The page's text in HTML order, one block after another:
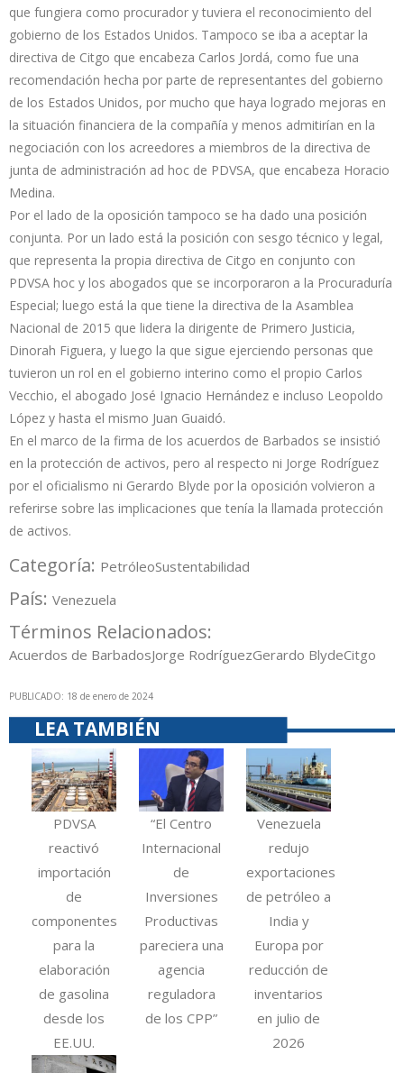
que fungiera como procurador y tuviera el reconocimiento del
gobierno de los Estados Unidos. Tampoco se iba a aceptar la
directiva de Citgo que encabeza Carlos Jordá, como fue una
recomendación hecha por parte de representantes del gobierno
de los Estados Unidos, por mucho que haya logrado mejoras en
la situación financiera de la compañía y menos admitirían en la
negociación con los acreedores a miembros de la directiva de
junta de administración ad hoc de PDVSA, que encabeza Horacio
Medina.
Por el lado de la oposición tampoco se ha dado una posición
conjunta. Por un lado está la posición con sesgo técnico y legal,
que representa la propia directiva de Citgo en conjunto con
PDVSA hoc y los abogados que se incorporaron a la Procuraduría
Especial; luego está la que tiene la directiva de la Asamblea
Nacional de 2015 que lidera la dirigente de Primero Justicia,
Dinorah Figuera, y luego la que sigue ejerciendo personas que
tuvieron un rol en el gobierno interino como el propio Carlos
Vecchio, el abogado José Ignacio Hernández e incluso Leopoldo
López y hasta el mismo Juan Guaidó.
En el marco de la firma de los acuerdos de Barbados se insistió
en la protección de activos, pero al respecto ni Jorge Rodríguez
por el oficialismo ni Gerardo Blyde por la oposición volvieron a
referirse sobre las implicaciones que tenía la llamada protección
de activos.
Categoría: PetróleoSustentabilidad
País: Venezuela
Términos Relacionados:
Acuerdos de BarbadosJorge RodríguezGerardo BlydeCitgo
PUBLICADO: 18 de enero de 2024
LEA TAMBIÉN
PDVSA
reactivó
importación
de
componentes
para la
elaboración
de gasolina
desde los
EE.UU.
“El Centro
Internacional
de
Inversiones
Productivas
pareciera una
agencia
reguladora
de los CPP”
Venezuela
redujo
exportaciones
de petróleo a
India y
Europa por
reducción de
inventarios
en julio de
2026